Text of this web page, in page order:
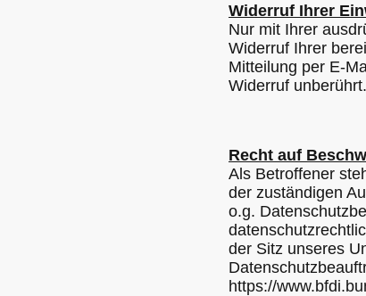
Widerruf Ihrer
Nur mit Ihrer
Widerruf Ihrer
Mitteilung per E-
Widerruf unberührt.
Recht auf
Als Betroffener
der zuständigen
o.g.
der Sitz unseres
https://